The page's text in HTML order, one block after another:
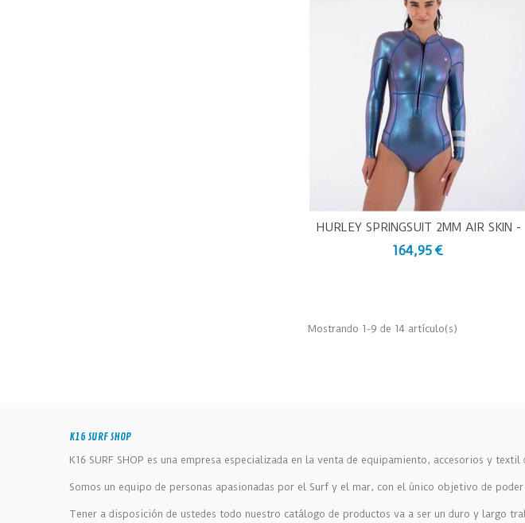
Vista Rápida
HURLEY SPRINGSUIT 2MM AIR SKIN -
TRAJE DE NEOPRENO
164,95 €
Mostrando 1-9 de 14 artículo(s)
K16 SURF SHOP
K16 SURF SHOP es una empresa especializada en la venta de equipamiento, accesorios y
Somos un equipo de personas apasionadas por el Surf y el mar, con el único objetivo de
Tener a disposición de ustedes todo nuestro catálogo de productos va a ser un duro y largo